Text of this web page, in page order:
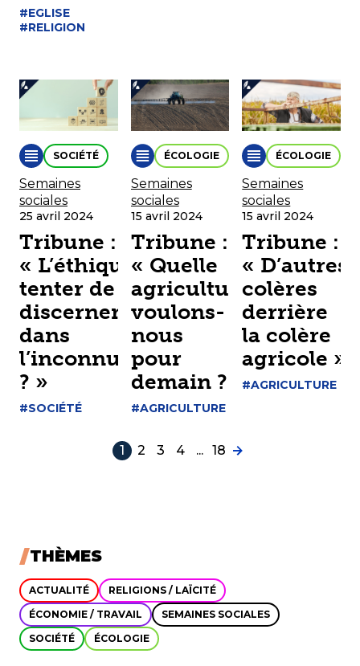
#EGLISE
#RELIGION
SOCIÉTÉ
Semaines
sociales
25 avril 2024
Tribune :
« L’éthique,
tenter de
discerner
dans
l’inconnu
? »
#SOCIÉTÉ
ÉCOLOGIE
Semaines
sociales
15 avril 2024
Tribune :
« Quelle
agriculture
voulons-
nous
pour
demain ? »
#AGRICULTURE
ÉCOLOGIE
Semaines
sociales
15 avril 2024
Tribune :
« D’autres
colères
derrière
la colère
agricole »
#AGRICULTURE
1 2 3 4 ... 18
THÈMES
ACTUALITÉ
RELIGIONS / LAÏCITÉ
ÉCONOMIE / TRAVAIL
SEMAINES SOCIALES
SOCIÉTÉ
ÉCOLOGIE